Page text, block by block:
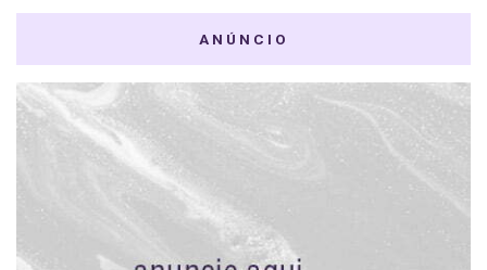
ANÚNCIO